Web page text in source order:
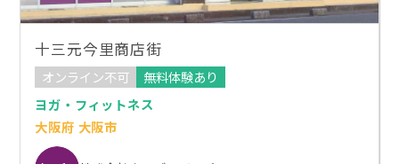
十三元今里商店街
オンライン不可
無料体験あり
ヨガ・フィットネス
大阪府 大阪市